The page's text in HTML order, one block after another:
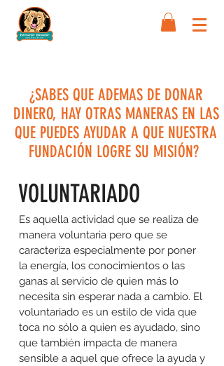
¿SABES QUE ADEMAS DE DONAR
DINERO, HAY OTRAS MANERAS EN LAS
QUE PUEDES AYUDAR A QUE NUESTRA
FUNDACIÓN LOGRE SU MISIÓN?
VOLUNTARIADO
Es aquella actividad que se realiza de
manera voluntaria pero que se
caracteriza especialmente por poner
la energía, los conocimientos o las
ganas al servicio de quien más lo
necesita sin esperar nada a cambio. El
voluntariado es un estilo de vida que
toca no sólo a quien es ayudado, sino
que también impacta de manera
sensible a aquel que ofrece la ayuda y